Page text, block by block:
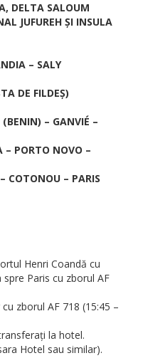
DELTA SALOUM
JUFUREH ȘI INSULA
– SALY
DE FILDEȘ)
– GANVIÉ –
PORTO NOVO –
COTONOU – PARIS
Henri Coandă cu
Paris cu zborul AF
zborul AF 718 (15:45 –
la hotel.
Hotel sau similar).